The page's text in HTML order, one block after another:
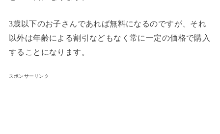
3歳以下のお子さんであれば無料になるのですが、それ
以外は年齢による割引などもなく常に一定の価格で購入
することになります。
スポンサーリンク